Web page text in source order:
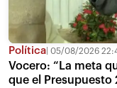
Política 05/08/2026
Vocero: “La meta
que el Presupuesto